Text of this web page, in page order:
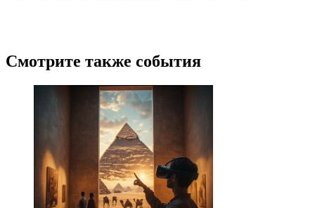
Смотрите также события